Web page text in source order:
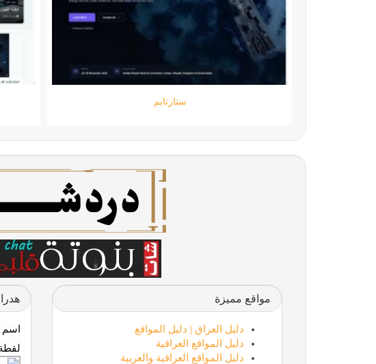
جامعة المعارف
اسم
مواقع مميزة
دليل العراق | دليل المواقع
دليل المواقع العراقية
دليل المواقع العراقية والعربية